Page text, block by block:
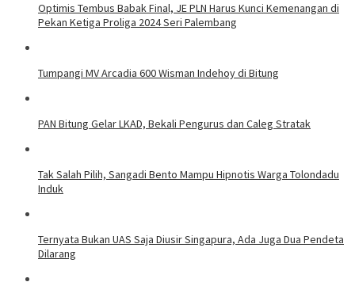
Optimis Tembus Babak Final, JE PLN Harus Kunci Kemenangan di
Pekan Ketiga Proliga 2024 Seri Palembang
Tumpangi MV Arcadia 600 Wisman Indehoy di Bitung
PAN Bitung Gelar LKAD, Bekali Pengurus dan Caleg Stratak
Tak Salah Pilih, Sangadi Bento Mampu Hipnotis Warga Tolondadu
Induk
Ternyata Bukan UAS Saja Diusir Singapura, Ada Juga Dua Pendeta
Dilarang